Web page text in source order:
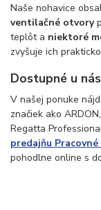
Naše nohavice
ventilačné otvory
teplôt a niektoré
zvyšuje ich
Dostupné u nás
V našej ponuke
značiek ako
Regatta
predajňu
pohodlne online s